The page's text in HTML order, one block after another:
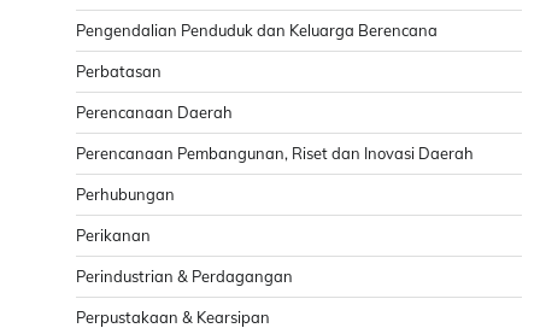
Pengendalian Penduduk dan Keluarga Berencana
Perbatasan
Perencanaan Daerah
Perencanaan Pembangunan, Riset dan Inovasi Daerah
Perhubungan
Perikanan
Perindustrian & Perdagangan
Perpustakaan & Kearsipan